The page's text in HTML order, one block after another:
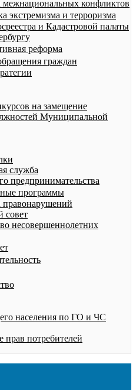
конфликтов
экстремизма и терроризма
и Кадастровой палаты
реформа
граждан
на замещение
Муниципальной
служба
предпринимательства
программы
совет
несовершеннолетних
населения по ГО и ЧС
потребителей